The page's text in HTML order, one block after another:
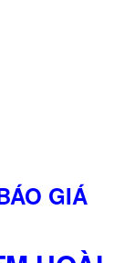
GIÁ